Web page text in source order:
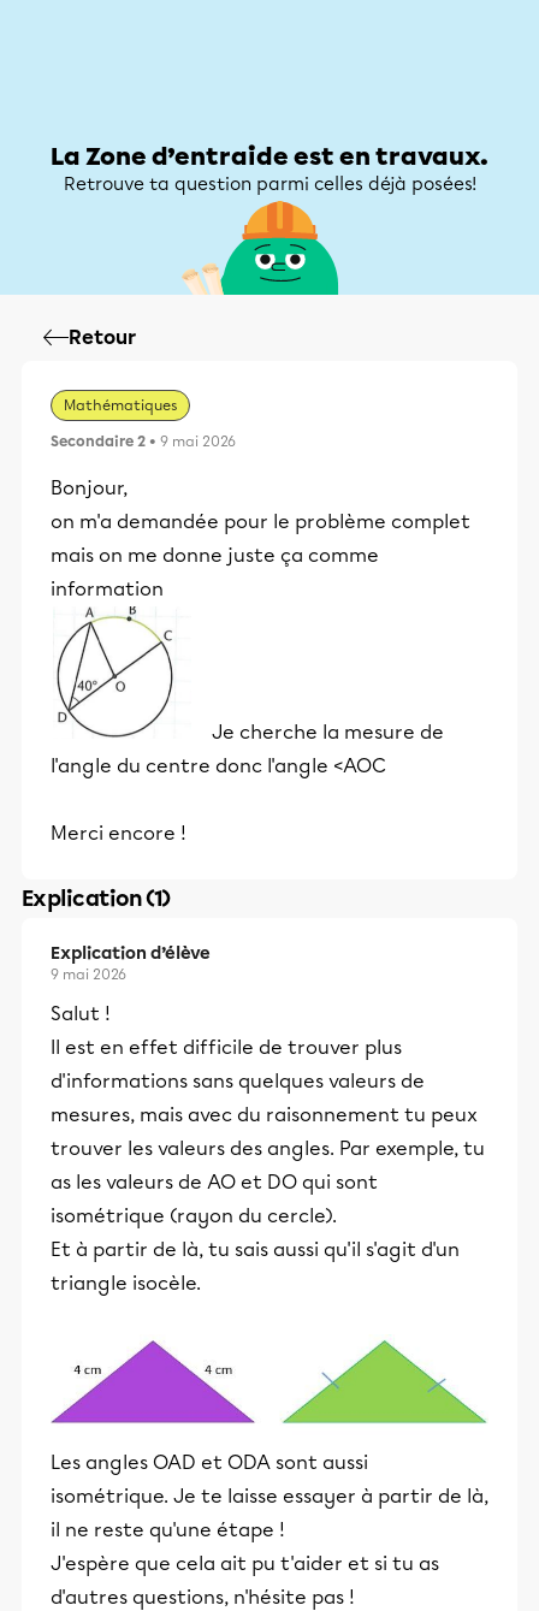
La Zone d’entraide est en travaux.
Retrouve ta question parmi celles déjà posées!
Retour
Mathématiques
Secondaire 2 • 9 mai 2026
Bonjour,
on m'a demandée pour le problème complet
mais on me donne juste ça comme
information
Je cherche la mesure de
l'angle du centre donc l'angle <AOC
Merci encore !
Explication (1)
Explication d’élève
9 mai 2026
Salut !
Il est en effet difficile de trouver plus
d'informations sans quelques valeurs de
mesures, mais avec du raisonnement tu peux
trouver les valeurs des angles. Par exemple, tu
as les valeurs de AO et DO qui sont
isométrique (rayon du cercle).
Et à partir de là, tu sais aussi qu'il s'agit d'un
triangle isocèle.
Les angles OAD et ODA sont aussi
isométrique. Je te laisse essayer à partir de là,
il ne reste qu'une étape !
J'espère que cela ait pu t'aider et si tu as
d'autres questions, n'hésite pas !